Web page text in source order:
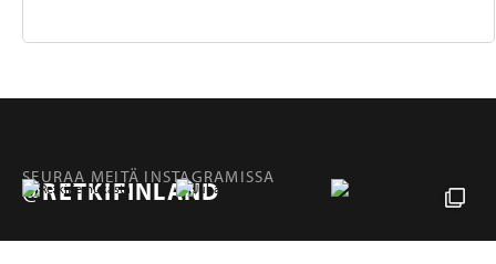
SEURAA MEITÄ INSTAGRAMISSA
@RETKIFINLAND